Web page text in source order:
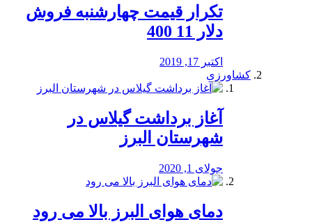
تکرار قیمت چهارشنبه فروش
دلار 11 400
اکتبر 17, 2019
کشاورزی
آغاز برداشت گیلاس در
شهرستان البرز
جولای 1, 2020
دمای هوای البرز بالا می رود